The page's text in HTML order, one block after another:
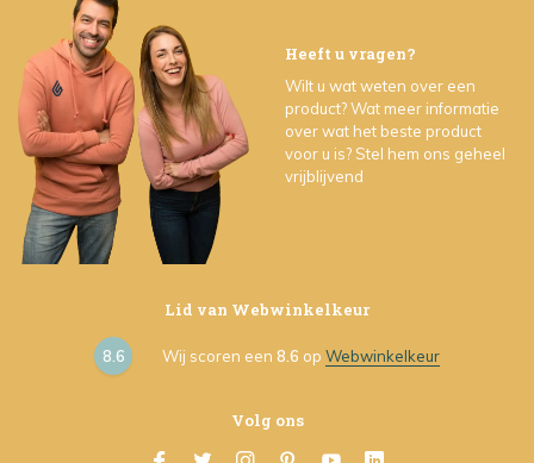
Heeft u vragen?
Wilt u wat weten over een
product? Wat meer informatie
over wat het beste product
voor u is? Stel hem ons geheel
vrijblijvend
Lid van Webwinkelkeur
8.6 Wij scoren een 8.6 op Webwinkelkeur
Volg ons